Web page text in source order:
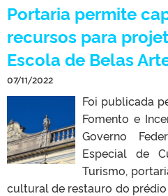
Portaria permite
recursos para
Escola de Belas
07/11/2022
Foi publicada
Fomento e
Governo
Especial de
Turismo,
cultural de restauro do